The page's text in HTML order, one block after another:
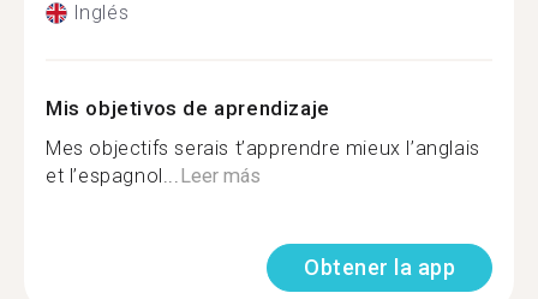
Inglés
Mis objetivos de aprendizaje
Mes objectifs serais t’apprendre mieux l’anglais
et l’espagnol...Leer más
Obtener la app